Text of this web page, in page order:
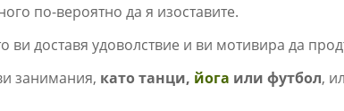
по-вероятно да я изоставите.
ви доставя удоволствие и ви мотивира да
занимания, като танци, йога или футбол,